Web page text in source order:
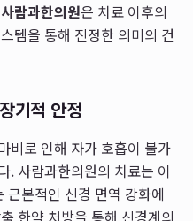
람과한의원은 치료 이후의
템을 통해 진정한 의미의 건
기적 안정
비로 인해 자가 호흡이 불가
. 사람과한의원의 치료는 이
근본적인 신경 면역 강화에
한약 처방을 통해 신경계의